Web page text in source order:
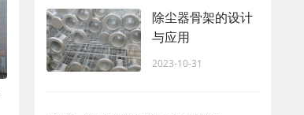
除尘器骨架的设计
与应用
2023-10-31